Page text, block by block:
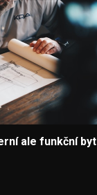
ale funkční byt